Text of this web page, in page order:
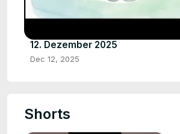
12. Dezember 2025
Dec 12, 2025
Shorts